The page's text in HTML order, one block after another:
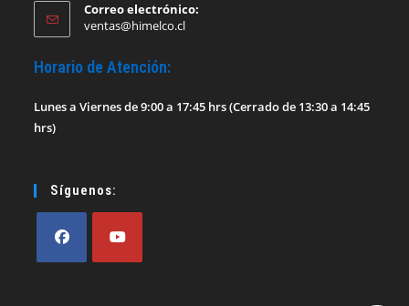
Correo electrónico:
ventas@himelco.clSe
Horario de Atención:
Lunes a Viernes de 9:00 a 17:45 hrs (Cerrado de 13:30 a 14:45
hrs)
Síguenos: